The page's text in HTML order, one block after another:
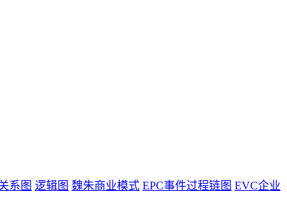
系图 逻辑图 魏朱商业模式 EPC事件过程链图 EVC企业